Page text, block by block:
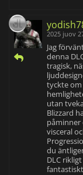
2025 juov
Jag
denna
tragisk,
tyckte om
utan
Blizzard
påminner
visceral
du
DLC